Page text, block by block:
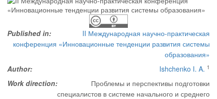
Published in:
II Международная научно-практическая
конференция «Инновационные тенденции развития системы
образования»
Author:
Ishchenko I. A. 1
Work direction:
Проблемы и перспективы подготовки
специалистов в системе начального и среднего